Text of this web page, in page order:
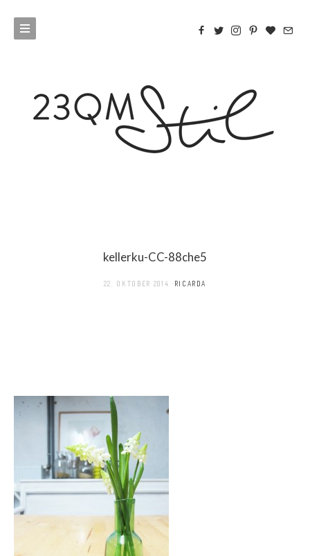
kellerku-CC-88che5
22. OKTOBER 2014 RICARDA